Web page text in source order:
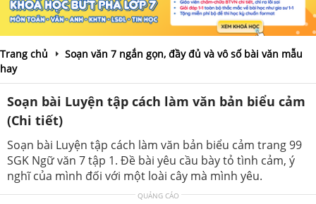
Trang chủ
Soạn văn 7 ngắn gọn, đầy đủ và vô số bài văn mẫu
hay
Soạn bài Luyện tập cách làm văn bản biểu cảm
(Chi tiết)
Soạn bài Luyện tập cách làm văn bản biểu cảm trang 99
SGK Ngữ văn 7 tập 1. Đề bài yêu cầu bày tỏ tình cảm, ý
nghĩ của mình đối với một loài cây mà mình yêu.
QUẢNG CÁO